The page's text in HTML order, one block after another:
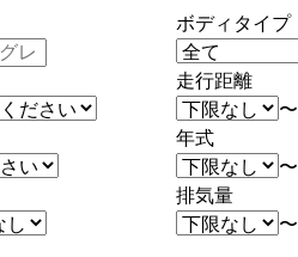
ボディタイプ
走行距離
〜
年式
〜
排気量
〜